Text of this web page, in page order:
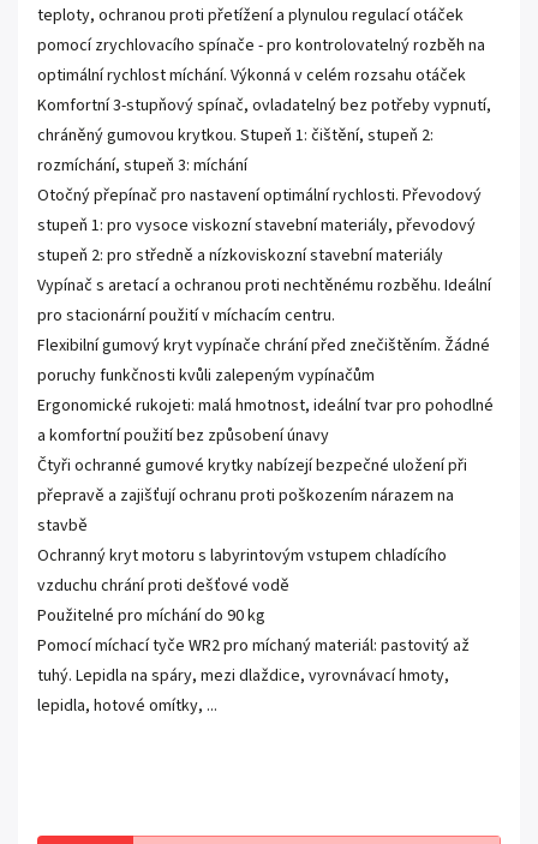
teploty, ochranou proti přetížení a plynulou regulací otáček
pomocí zrychlovacího spínače - pro kontrolovatelný rozběh na
optimální rychlost míchání. Výkonná v celém rozsahu otáček
Komfortní 3-stupňový spínač, ovladatelný bez potřeby vypnutí,
chráněný gumovou krytkou. Stupeň 1: čištění, stupeň 2:
rozmíchání, stupeň 3: míchání
Otočný přepínač pro nastavení optimální rychlosti. Převodový
stupeň 1: pro vysoce viskozní stavební materiály, převodový
stupeň 2: pro středně a nízkoviskozní stavební materiály
Vypínač s aretací a ochranou proti nechtěnému rozběhu. Ideální
pro stacionární použití v míchacím centru.
Flexibilní gumový kryt vypínače chrání před znečištěním. Žádné
poruchy funkčnosti kvůli zalepeným vypínačům
Ergonomické rukojeti: malá hmotnost, ideální tvar pro pohodlné
a komfortní použití bez způsobení únavy
Čtyři ochranné gumové krytky nabízejí bezpečné uložení při
přepravě a zajišťují ochranu proti poškozením nárazem na
stavbě
Ochranný kryt motoru s labyrintovým vstupem chladícího
vzduchu chrání proti dešťové vodě
Použitelné pro míchání do 90 kg
Pomocí míchací tyče WR2 pro míchaný materiál: pastovitý až
tuhý. Lepidla na spáry, mezi dlaždice, vyrovnávací hmoty,
lepidla, hotové omítky, ...